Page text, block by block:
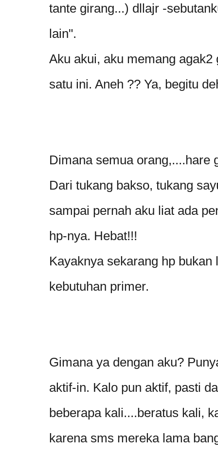
tante girang...) dllajr -
lain".
Aku akui, aku memang
satu ini. Aneh ?? Ya, begitu
Dimana semua orang,....hare
Dari tukang bakso, tukang
sampai pernah aku liat ada
hp-nya. Hebat!!!
Kayaknya sekarang hp
kebutuhan primer.
Gimana ya dengan aku?
aktif-in. Kalo pun aktif, pasti
beberapa kali....beratus kali,
karena sms mereka lama